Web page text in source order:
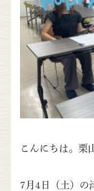
こんにちは。栗
7月4日（土）の